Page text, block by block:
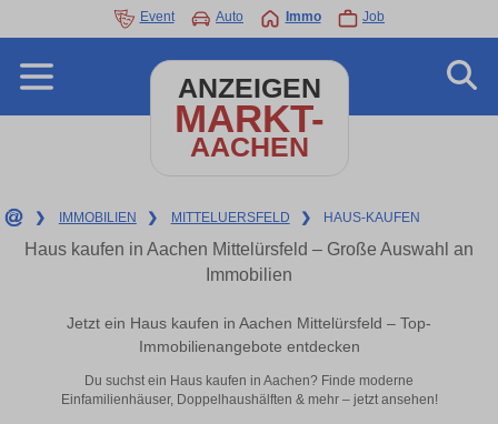
Event Auto Immo Job
ANZEIGEN
MARKT-
AACHEN
❯ IMMOBILIEN ❯ MITTELUERSFELD ❯ HAUS-KAUFEN
Haus kaufen in Aachen Mittelürsfeld – Große Auswahl an
Immobilien
Jetzt ein Haus kaufen in Aachen Mittelürsfeld – Top-
Immobilienangebote entdecken
Du suchst ein Haus kaufen in Aachen? Finde moderne
Einfamilienhäuser, Doppelhaushälften & mehr – jetzt ansehen!